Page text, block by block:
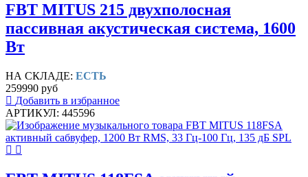
FBT MITUS 215 двухполосная
пассивная акустическая система, 1600
Вт
НА СКЛАДЕ: ЕСТЬ
259990 руб
Добавить в избранное
АРТИКУЛ: 445596